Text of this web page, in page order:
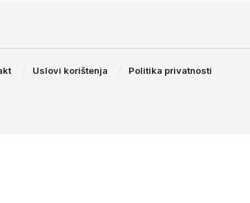
Uslovi korištenja Politika privatnosti